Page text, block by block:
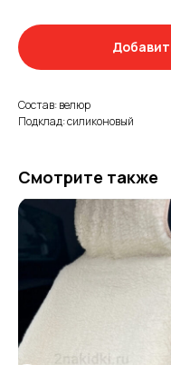
Состав: велюр
Подклад: силиконовый
Смотрите также